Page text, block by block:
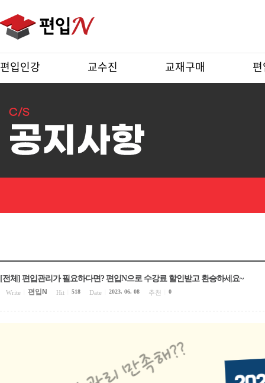
편입인강 교수진 교재구매
[전체] 편입관리가 필요하다면? 편입N으로 수강료 할인받고 환승하세요~
Write 편입N Hit 518 Date 2023. 06. 08 추천 0